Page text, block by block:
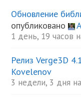
Обновление
опубликовано
1 день, 19 часов
Релиз Verge3D
Kovelenov
3 недели, 3 дня